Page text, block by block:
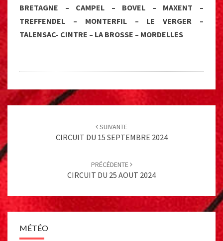
BRETAGNE – CAMPEL – BOVEL – MAXENT –
TREFFENDEL – MONTERFIL – LE VERGER –
TALENSAC- CINTRE – LA BROSSE – MORDELLES
SUIVANTE
CIRCUIT DU 15 SEPTEMBRE 2024
PRÉCÉDENTE
CIRCUIT DU 25 AOUT 2024
MÉTÉO